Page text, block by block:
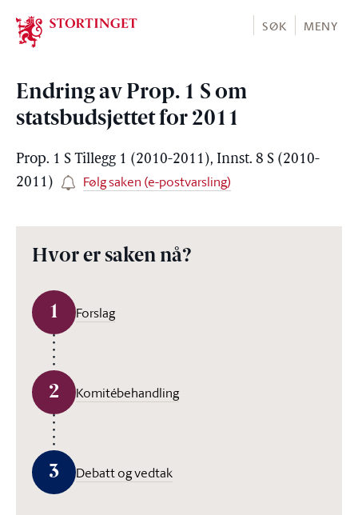
Stortinget.no
SØK MENY
Endring av Prop. 1 S om
statsbudsjettet for 2011
Prop. 1 S Tillegg 1 (2010-2011), Innst. 8 S (2010-
2011)
Følg saken (e-postvarsling)
Hvor er saken nå?
1 Forslag
2 Komitébehandling
3 Debatt og vedtak